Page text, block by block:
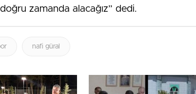
zamanda alacağız” dedi.
nafi güral